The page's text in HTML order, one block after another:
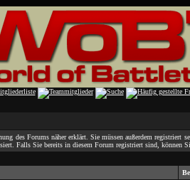
des Forums näher erklärt. Sie müssen außerdem registriert
Falls Sie bereits in diesem Forum registriert sind, können